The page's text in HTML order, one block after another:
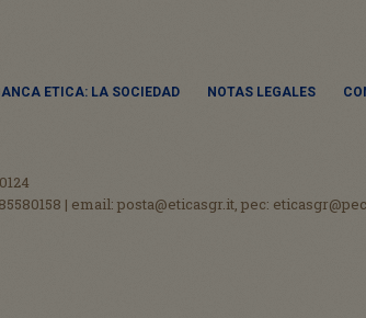
ETICA: LA SOCIEDAD NOTAS LEGALES
| email: posta@eticasgr.it, pec: